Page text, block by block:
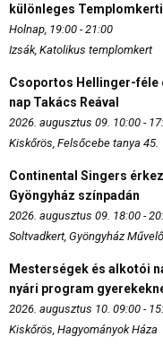
különleges
Holnap, 19:00 - 21:00
Izsák, Katolikus templomkert
Csoportos Hellinger-
nap Takács Reával
2026. augusztus 09. 10:00 -
Kiskőrös, Felsőcebe tanya 45.
Continental Singers
Gyöngyház színpadán
2026. augusztus 09. 18:00 -
Soltvadkert, Gyöngyház
Mesterségek és alkotói
nyári program
2026. augusztus 10. 09:00 -
Kiskőrös, Hagyományok Háza